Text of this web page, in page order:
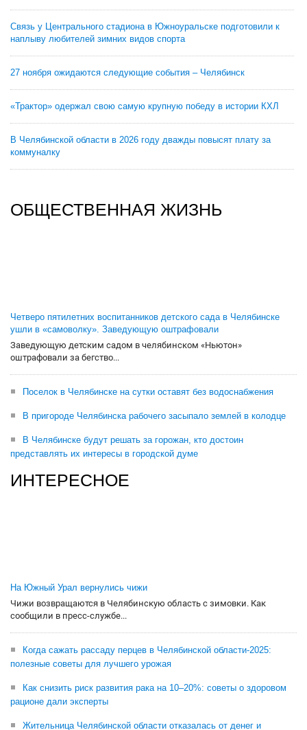
Связь у Центрального стадиона в Южноуральске подготовили к
наплыву любителей зимних видов спорта
27 ноября ожидаются следующие события – Челябинск
«Трактор» одержал свою самую крупную победу в истории КХЛ
В Челябинской области в 2026 году дважды повысят плату за
коммуналку
ОБЩЕСТВЕННАЯ ЖИЗНЬ
Четверо пятилетних воспитанников детского сада в Челябинске
ушли в «самоволку». Заведующую оштрафовали
Заведующую детским садом в челябинском «Ньютон»
оштрафовали за бегство...
Поселок в Челябинске на сутки оставят без водоснабжения
В пригороде Челябинска рабочего засыпало землей в колодце
В Челябинске будут решать за горожан, кто достоин
представлять их интересы в городской думе
ИНТЕРЕСНОЕ
На Южный Урал вернулись чижи
Чижи возвращаются в Челябинскую область с зимовки. Как
сообщили в пресс-службе...
Когда сажать рассаду перцев в Челябинской области-2025:
полезные советы для лучшего урожая
Как снизить риск развития рака на 10–20%: советы о здоровом
рационе дали эксперты
Жительница Челябинской области отказалась от денег и